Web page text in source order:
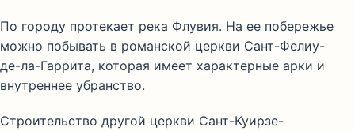
По городу протекает река Флувия. На ее побережье
можно побывать в романской церкви Сант-Фелиу-
де-ла-Гаррита, которая имеет характерные арки и
внутреннее убранство.
Строительство другой церкви Сант-Куирзе-